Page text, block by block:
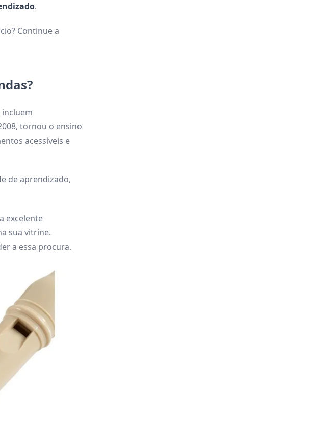
.
Continue a
incluem
tornou o ensino
acessíveis e
de aprendizado,
excelente
sua vitrine.
a essa procura.